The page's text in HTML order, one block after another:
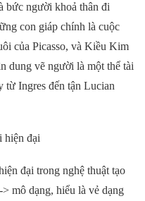
bức người khoả thân đi
con giáp chính là cuộc
của Picasso, và Kiều Kim
dung vẽ người là một thể tài
từ Ingres đến tận Lucian
hiện đại
đại trong nghệ thuật tạo
mô dạng, hiểu là vẻ dạng